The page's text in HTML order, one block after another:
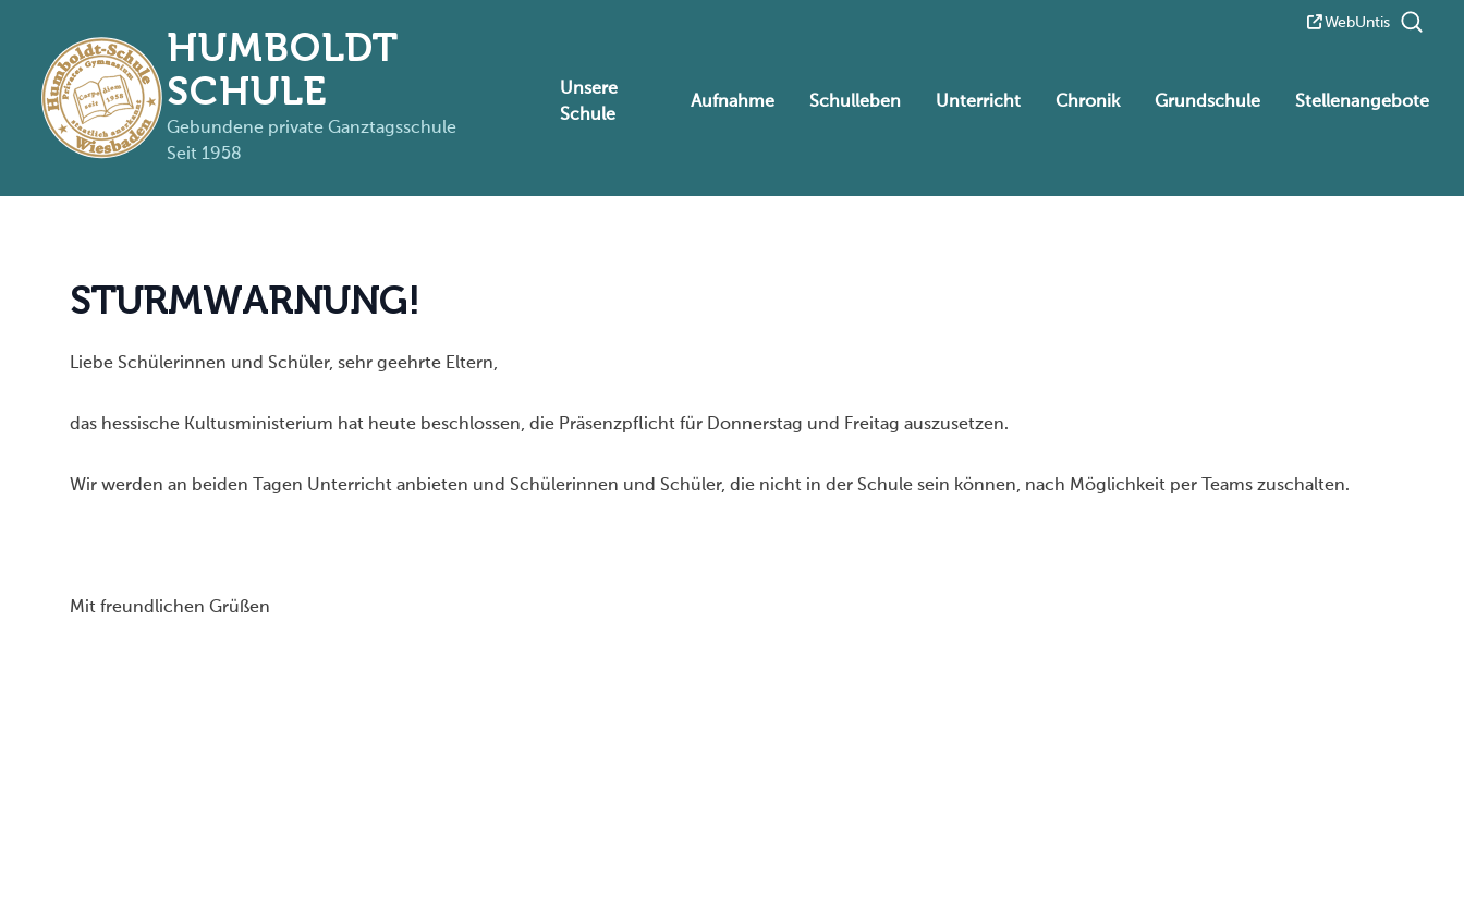
WebUntis
HUMBOLDT
SCHULE
Gebundene private Ganztagsschule
Seit 1958
Unsere
Schule
Aufnahme Schulleben Unterricht Chronik Grundschule Stellenangebote
STURMWARNUNG!
Liebe Schülerinnen und Schüler, sehr geehrte Eltern,
das hessische Kultusministerium hat heute beschlossen, die Präsenzpflicht für Donnerstag und Freitag auszusetzen.
Wir werden an beiden Tagen Unterricht anbieten und Schülerinnen und Schüler, die nicht in der Schule sein können, nach Möglichkeit per Teams zuschalten.
Mit freundlichen Grüßen